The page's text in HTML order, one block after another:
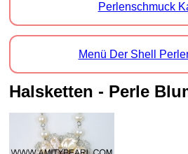
Perlenschmuck
Menü Der Shell
Halsketten - Perle